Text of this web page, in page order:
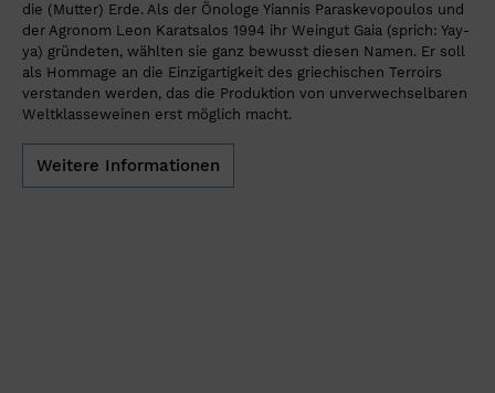
die (Mutter) Erde. Als der Önologe Yiannis Paraskevopoulos und
der Agronom Leon Karatsalos 1994 ihr Weingut Gaia (sprich: Yay-
ya) gründeten, wählten sie ganz bewusst diesen Namen. Er soll
als Hommage an die Einzigartigkeit des griechischen Terroirs
verstanden werden, das die Produktion von unverwechselbaren
Weltklasseweinen erst möglich macht.
Weitere Informationen